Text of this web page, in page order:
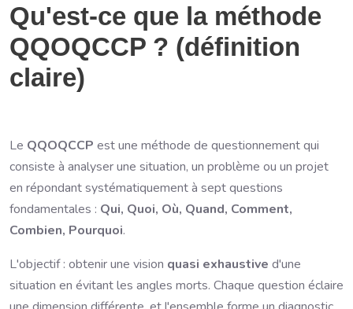
Qu'est-ce que la méthode
QQOQCCP ? (définition
claire)
Le QQOQCCP est une méthode de questionnement qui
consiste à analyser une situation, un problème ou un projet
en répondant systématiquement à sept questions
fondamentales : Qui, Quoi, Où, Quand, Comment,
Combien, Pourquoi.
L'objectif : obtenir une vision quasi exhaustive d'une
situation en évitant les angles morts. Chaque question éclaire